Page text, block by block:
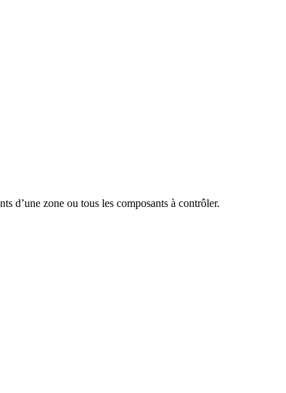
d’une zone ou tous les composants à contrôler.